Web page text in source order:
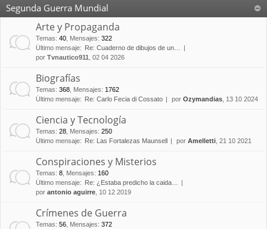
Segunda Guerra Mundial
Arte y Propaganda
Temas: 40 Mensajes: 322
Último mensaje:
Re: Cuaderno de dibujos de un…
por Tvnautico911 , 02 04 2026
Biografías
Temas: 368 Mensajes: 1762
Último mensaje:
Re: Carlo Fecia di Cossato por Ozymandias , 13 10 2024
Ciencia y Tecnología
Temas: 28 Mensajes: 250
Último mensaje:
Re: Las Fortalezas Maunsell por Amelletti , 21 10 2021
Conspiraciones y Misterios
Temas: 8 Mensajes: 160
Último mensaje:
Re: ¿Estaba predicho la caida…
por antonio aguirre , 10 12 2019
Crímenes de Guerra
Temas: 56 Mensajes: 372